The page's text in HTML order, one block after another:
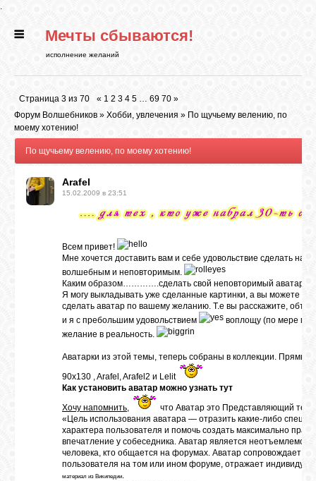
.
ГЛАВНАЯ
РИТУАЛЫ
Мечты сбываются!
исполнение желаний
Страница 3 из 70 « 1 2 3 4 5 … 69 70 »
Форум Волшебников » Хобби, увлечения » По щучьему велению, по
моему хотению!
По щучьему велению, по моему хотению!
Arafel
15.02.2009 в 23:51
Всем привет!
Мне хочется доставить вам и себе удовольствие сделать наш
волшебным и неповторимым.
Каким образом………….сделать свой неповторимый аватар.
Я могу выкладывать уже сделанные картинки, а вы можете
сделать аватар по вашему желанию. Т.е вы расскажите,
и я с пребольшим удовольствием
воплощу (по мере
желание в реальность.
Аватарки из этой темы, теперь собраны в коллекции. Прямые
90x130 ,Arafel ,Arafel2 и Lelit
Как установить аватар можно узнать тут
Хочу напомнить,
что Аватар это Представляющий
«Цель использования аватара — отразить какие-либо
характера пользователя и помочь создать максимально
впечатление у собеседника. Аватар является неотъемлемой
человека, кто общается на форумах. Аватар сопровождает
пользователя на том или ином форуме, отражает
материал из Википедии.